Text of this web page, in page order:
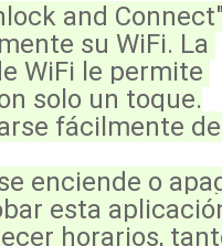
and
su WiFi. La
WiFi le permite
solo un toque.
fácilmente de
enciende o
esta
horarios,